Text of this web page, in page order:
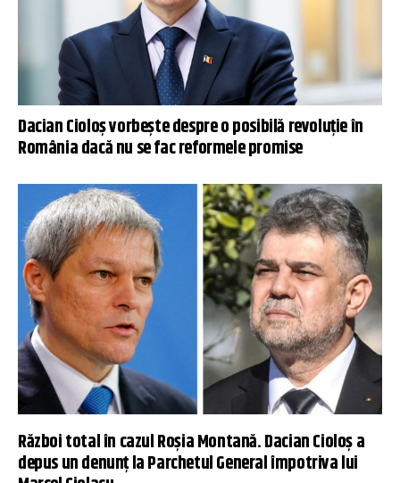
Dacian Cioloș vorbește despre o posibilă revoluție în
România dacă nu se fac reformele promise
Război total în cazul Roșia Montană. Dacian Cioloș a
depus un denunţ la Parchetul General împotriva lui